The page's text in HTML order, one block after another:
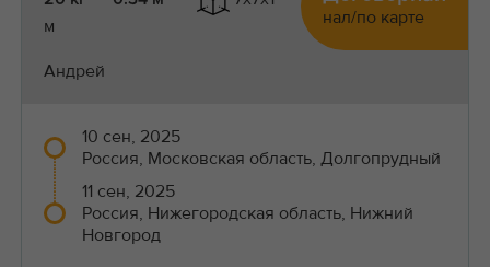
м
нал/по карте
Андрей
10 сен, 2025
Россия, Московская область, Долгопрудный
11 сен, 2025
Россия, Нижегородская область, Нижний
Новгород